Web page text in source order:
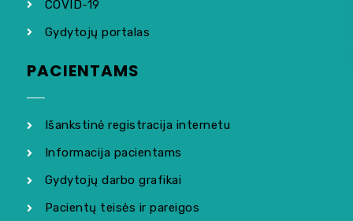
COVID-19
Gydytojų portalas
PACIENTAMS
Išankstinė registracija internetu
Informacija pacientams
Gydytojų darbo grafikai
Pacientų teisės ir pareigos